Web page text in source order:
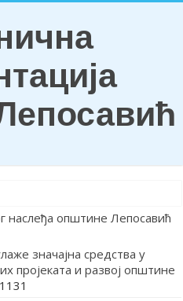
слава у Лепосавићу
значајна средства у
пројеката и развој општине